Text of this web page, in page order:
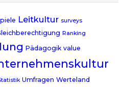
Leitkultur surveys
Ranking
Pädagogik value
Umfragen Werteland